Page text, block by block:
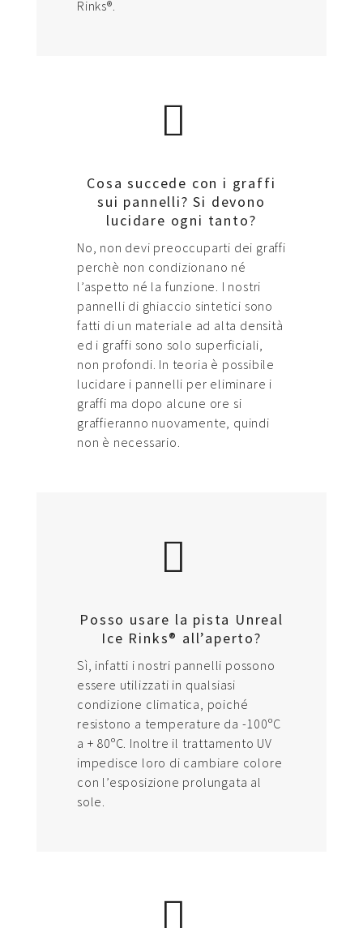
Rinks®.
Cosa succede con i graffi
sui pannelli? Si devono
lucidare ogni tanto?
No, non devi preoccuparti dei graffi
perchè non condizionano né
l’aspetto né la funzione. I nostri
pannelli di ghiaccio sintetici sono
fatti di un materiale ad alta densità
ed i graffi sono solo superficiali,
non profondi. In teoria è possibile
lucidare i pannelli per eliminare i
graffi ma dopo alcune ore si
graffieranno nuovamente, quindi
non è necessario.
Posso usare la pista Unreal
Ice Rinks® all’aperto?
Sì, infatti i nostri pannelli possono
essere utilizzati in qualsiasi
condizione climatica, poiché
resistono a temperature da -100ºC
a + 80ºC. Inoltre il trattamento UV
impedisce loro di cambiare colore
con l’esposizione prolungata al
sole.